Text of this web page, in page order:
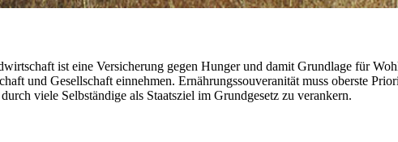
ist eine Versicherung gegen Hunger und damit Grundlage für
und Gesellschaft einnehmen. Ernährungssouveranität muss oberste
viele Selbständige als Staatsziel im Grundgesetz zu verankern.